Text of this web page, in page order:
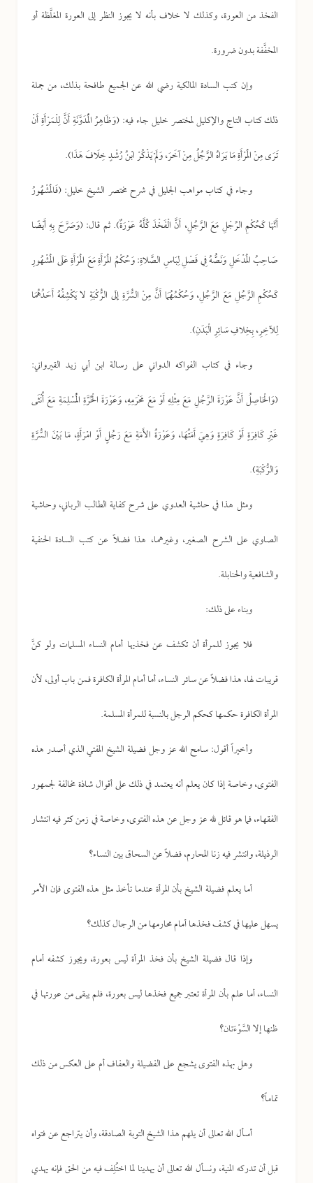
الفخذ من العورة، وكذلك لا خلاف بأنه لا يجوز النظر إلى العورة المغلَّظة أو
المخفَّفة بدون ضرورة.
وإن كتب السادة المالكية رضي الله عن الجميع طافحة بذلك، من جملة
ذلك كتاب التاج والإكليل لمختصر خليل جاء فيه: (وَظَاهِرُ الْمُدَوَّنَةِ أَنَّ لِلْمَرْأَةِ أَنْ
تَرَى مِنْ الْمَرْأَةِ مَا يَرَاهُ الرَّجُلُ مِنْ آخَرَ، وَلَمْ يَذْكُرْ ابْنُ رُشْدٍ خِلَافَ هَذَا).
وجاء في كتاب مواهب الجليل في شرح مختصر الشيخ خليل: (فَالْمَشْهُورُ
أَنَّهَا كَحُكْمِ الرِّجْلِ مَعَ الرَّجُلِ، أَنَّ الْفَخْذَ كُلَّهُ عَوْرَةٌ). ثم قال: (وَصَرَّحَ بِهِ أَيْضًا
صَاحِبُ الْمَدْخَلِ وَنَصُّهُ فِي فَصْلِ لِبَاسِ الصَّلاةِ: وَحُكْمُ الْمَرْأَةِ مَعَ الْمَرْأَةِ عَلَى الْمَشْهُورِ
كَحُكْمِ الرَّجُلِ مَعَ الرَّجُلِ، وَحُكْمُهُمَا أَنَّ مِنْ السُّرَّةِ إلَى الرُّكْبَةِ لا يَكْشِفُهُ أَحَدُهُمَا
لِلآخِرِ، بِخِلافِ سَائِرِ الْبَدَنِ).
وجاء في كتاب الفواكه الدواني على رسالة ابن أبي زيد القيرواني:
(وَالْحَاصِلُ أَنَّ عَوْرَةَ الرَّجُلِ مَعَ مِثْلِهِ أَوْ مَعَ مَحْرَمِهِ، وَعَوْرَةَ الْحُرَّةِ الْمُسْلِمَةِ مَعَ أُنْثَى
غَيْرِ كَافِرَةٍ أَوْ كَافِرَةٍ وَهِيَ أَمَتُهَا، وَعَوْرَةُ الأَمَةِ مَعَ رَجُلٍ أَوْ امْرَأَةٍ، مَا بَيْنَ السُّرَّةِ
وَالرُّكْبَةِ).
ومثل هذا في حاشية العدوي على شرح كفاية الطالب الرباني، وحاشية
الصاوي على الشرح الصغير، وغيرهما، هذا فضلاً عن كتب السادة الحنفية
والشافعية والحنابلة.
وبناء على ذلك:
فلا يجوز للمرأة أن تكشف عن فخذيها أمام النساء المسلمات ولو كنَّ
قريبات لها، هذا فضلاً عن سائر النساء، أما أمام المرأة الكافرة فمن باب أولى، لأن
المرأة الكافرة حكمها كحكم الرجل بالنسبة للمرأة المسلمة.
وأخيراً أقول: سامح الله عز وجل فضيلة الشيخ المفتي الذي أصدر هذه
الفتوى، وخاصة إذا كان يعلم أنه يعتمد في ذلك على أقوال شاذة مخالفة لجمهور
الفقهاء، فما هو قائل لله عز وجل عن هذه الفتوى، وخاصة في زمن كثر فيه انتشار
الرذيلة، وانتشر فيه زنا المحارم، فضلاً عن السحاق بين النساء؟
أما يعلم فضيلة الشيخ بأن المرأة عندما تأخذ مثل هذه الفتوى فإن الأمر
يسهل عليها في كشف فخذها أمام محارمها من الرجال كذلك؟
وإذا قال فضيلة الشيخ بأن فخذ المرأة ليس بعورة، ويجوز كشفه أمام
النساء، أما علم بأن المرأة تعتبر جميع فخذها ليس بعورة، فلم يبقى من عورتها في
ظنها إلا السَّوْءَتان؟
وهل بهذه الفتوى يشجع على الفضيلة والعفاف أم على العكس من ذلك
تماماً؟
أسأل الله تعالى أن يلهم هذا الشيخ التوبة الصادقة، وأن يتراجع عن فتواه
قبل أن تدركه المنية، ونسأل الله تعالى أن يهدينا لما اختُلِف فيه من الحق فإنه يهدي